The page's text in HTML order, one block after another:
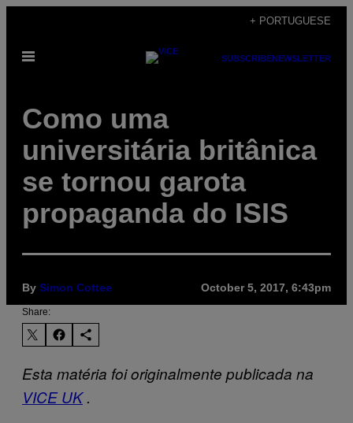
content
+ PORTUGUESE
Open
SUBSCRIBENEWSLETTER
Como uma
universitária britânica
se tornou garota
propaganda do ISIS
By Simon Cottee October 5, 2017, 6:43pm
Share:
Esta matéria foi originalmente publicada na
VICE UK.